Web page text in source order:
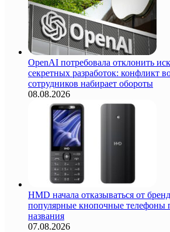
OpenAI потребовала отклонить
секретных разработок: конфликт
сотрудников набирает обороты
08.08.2026
HMD начала отказываться от
популярные кнопочные телефоны
названия
07.08.2026